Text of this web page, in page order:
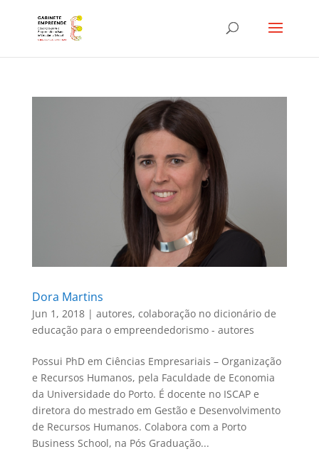
Dora Martins
Jun 1, 2018| autores, colaboração no dicionário de
educação para o empreendedorismo - autores
Possui PhD em Ciências Empresariais – Organização
e Recursos Humanos, pela Faculdade de Economia
da Universidade do Porto. É docente no ISCAP e
diretora do mestrado em Gestão e Desenvolvimento
de Recursos Humanos. Colabora com a Porto
Business School, na Pós Graduação...